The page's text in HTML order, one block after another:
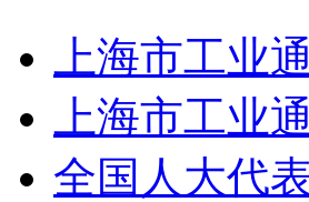
上海市工业
上海市工业
全国人大代